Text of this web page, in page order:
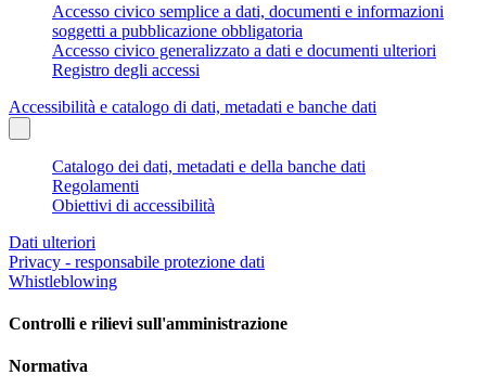
Accesso civico semplice a dati, documenti e informazioni
soggetti a pubblicazione obbligatoria
Accesso civico generalizzato a dati e documenti ulteriori
Registro degli accessi
Accessibilità e catalogo di dati, metadati e banche dati
Catalogo dei dati, metadati e della banche dati
Regolamenti
Obiettivi di accessibilità
Dati ulteriori
Privacy - responsabile protezione dati
Whistleblowing
Controlli e rilievi sull'amministrazione
Normativa